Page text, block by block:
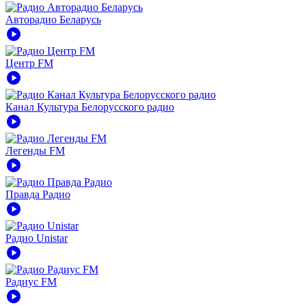
Авторадио Беларусь
play_circle
Центр FM
play_circle
Канал Культура Белорусского радио
play_circle
Легенды FM
play_circle
Правда Радио
play_circle
Радио Unistar
play_circle
Радиус FM
play_circle